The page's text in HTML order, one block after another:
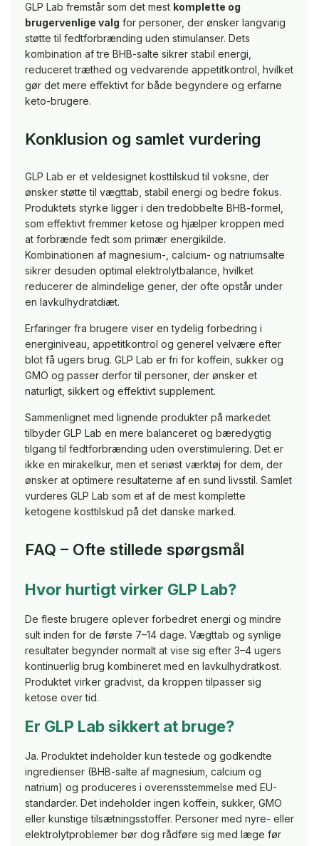
GLP Lab fremstår som det mest komplette og
brugervenlige valg for personer, der ønsker langvarig
støtte til fedtforbrænding uden stimulanser. Dets
kombination af tre BHB-salte sikrer stabil energi,
reduceret træthed og vedvarende appetitkontrol, hvilket
gør det mere effektivt for både begyndere og erfarne
keto-brugere.
Konklusion og samlet vurdering
GLP Lab er et veldesignet kosttilskud til voksne, der
ønsker støtte til vægttab, stabil energi og bedre fokus.
Produktets styrke ligger i den tredobbelte BHB-formel,
som effektivt fremmer ketose og hjælper kroppen med
at forbrænde fedt som primær energikilde.
Kombinationen af magnesium-, calcium- og natriumsalte
sikrer desuden optimal elektrolytbalance, hvilket
reducerer de almindelige gener, der ofte opstår under
en lavkulhydratdiæt.
Erfaringer fra brugere viser en tydelig forbedring i
energiniveau, appetitkontrol og generel velvære efter
blot få ugers brug. GLP Lab er fri for koffein, sukker og
GMO og passer derfor til personer, der ønsker et
naturligt, sikkert og effektivt supplement.
Sammenlignet med lignende produkter på markedet
tilbyder GLP Lab en mere balanceret og bæredygtig
tilgang til fedtforbrænding uden overstimulering. Det er
ikke en mirakelkur, men et seriøst værktøj for dem, der
ønsker at optimere resultaterne af en sund livsstil. Samlet
vurderes GLP Lab som et af de mest komplette
ketogene kosttilskud på det danske marked.
FAQ – Ofte stillede spørgsmål
Hvor hurtigt virker GLP Lab?
De fleste brugere oplever forbedret energi og mindre
sult inden for de første 7–14 dage. Vægttab og synlige
resultater begynder normalt at vise sig efter 3–4 ugers
kontinuerlig brug kombineret med en lavkulhydratkost.
Produktet virker gradvist, da kroppen tilpasser sig
ketose over tid.
Er GLP Lab sikkert at bruge?
Ja. Produktet indeholder kun testede og godkendte
ingredienser (BHB-salte af magnesium, calcium og
natrium) og produceres i overensstemmelse med EU-
standarder. Det indeholder ingen koffein, sukker, GMO
eller kunstige tilsætningsstoffer. Personer med nyre- eller
elektrolytproblemer bør dog rådføre sig med læge før